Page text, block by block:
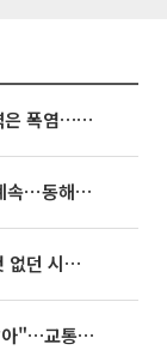
동해안은 시간당 80㎜ 폭우, 그 외 지역은 폭염…‘극과 극 날씨’
[내일 날씨] 폭염 한풀 꺾여도 무더위 계속⋯동해안 이틀 연속 비
임영웅, 어느덧 데뷔 10주년⋯"가진 것 없던 시절, 내 앞엔 20명의 팬뿐"
'굿 윌 헌팅' 배우 "기아 EV2 덕분에 살아"…교통사고 후 안전성 극찬